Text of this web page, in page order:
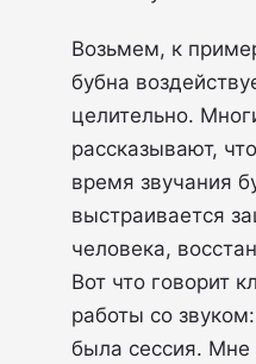
Возьмем, к
бубна
целительно.
рассказывают,
время звучания
выстраивается
человека,
Вот что говорит
работы со
была сессия. Мне